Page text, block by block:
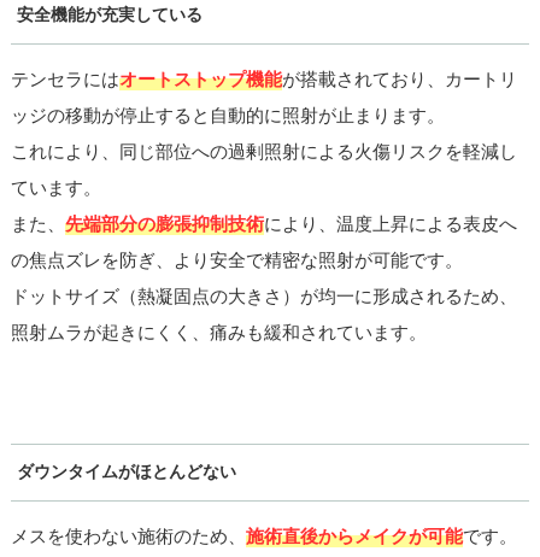
安全機能が充実している
テンセラにはオートストップ機能が搭載されており、カートリ
ッジの移動が停止すると自動的に照射が止まります。
これにより、同じ部位への過剰照射による火傷リスクを軽減し
ています。
また、 先端部分の膨張抑制技術により、温度上昇による表皮へ
の焦点ズレを防ぎ、より安全で精密な照射が可能です。
ドットサイズ（熱凝固点の大きさ）が均一に形成されるため、
照射ムラが起きにくく、痛みも緩和されています。
ダウンタイムがほとんどない
メスを使わない施術のため、 施術直後からメイクが可能です。